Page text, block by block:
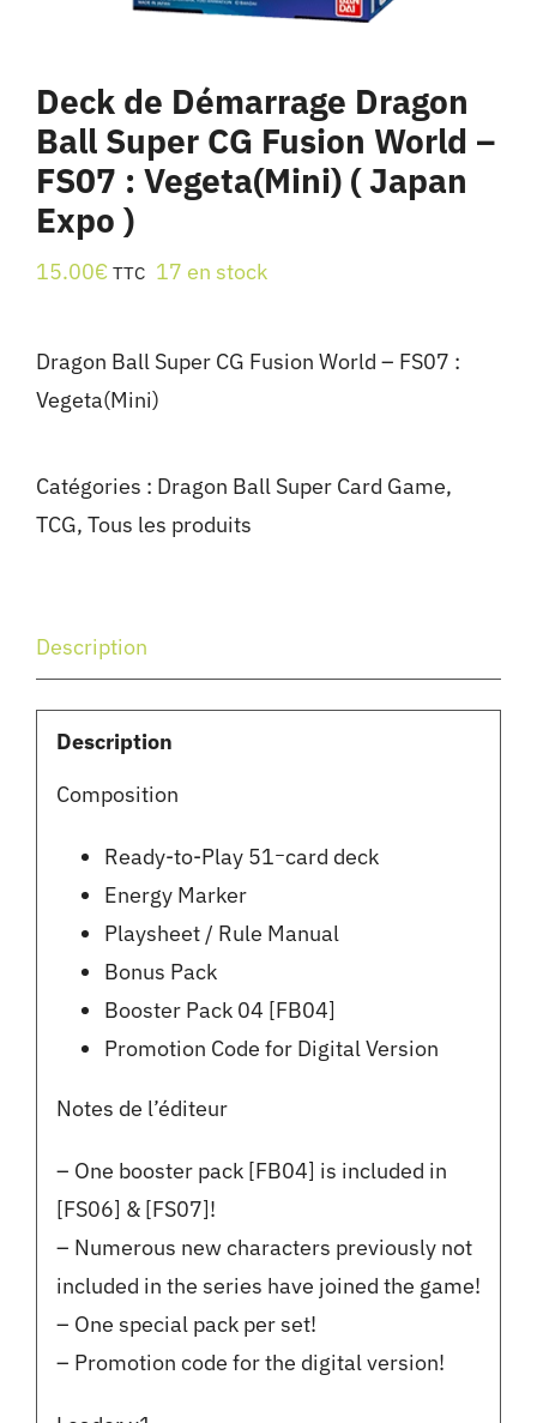
Deck de Démarrage Dragon
Ball Super CG Fusion World –
FS07 : Vegeta(Mini) ( Japan
Expo )
15.00€ TTC 17 en stock
Dragon Ball Super CG Fusion World – FS07 :
Vegeta(Mini)
Catégories : Dragon Ball Super Card Game,
TCG, Tous les produits
Description
Description
Composition
Ready-to-Play 51ｰcard deck
Energy Marker
Playsheet / Rule Manual
Bonus Pack
Booster Pack 04 [FB04]
Promotion Code for Digital Version
Notes de l’éditeur
– One booster pack [FB04] is included in
[FS06] & [FS07]!
– Numerous new characters previously not
included in the series have joined the game!
– One special pack per set!
– Promotion code for the digital version!